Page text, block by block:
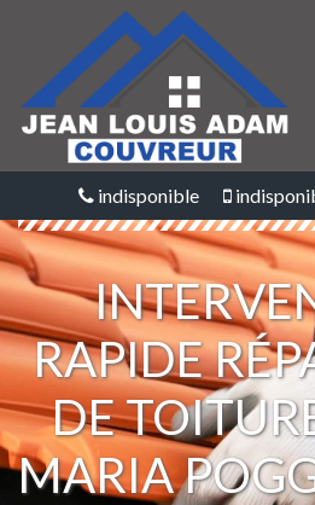
indisponible
RAPIDE
DE
MARIA